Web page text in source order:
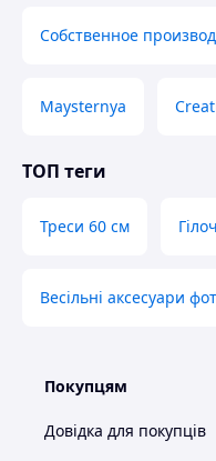
Собственное
Maysternya
ТОП теги
Треси 60 см
Весільні аксесуари
Покупцям
Довідка для покупців